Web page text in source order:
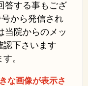
答する事もござ
から発信され
当院からのメッ
認下さいます
。
な画像が表示さ